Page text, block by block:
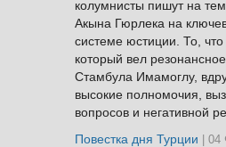
колумнисты пишут на
Акына Гюрлека на
системе юстиции. То, что
который вел
Стамбула Имамоглу,
высокие полномочия,
вопросов и негативной
Повестка дня Турции
|